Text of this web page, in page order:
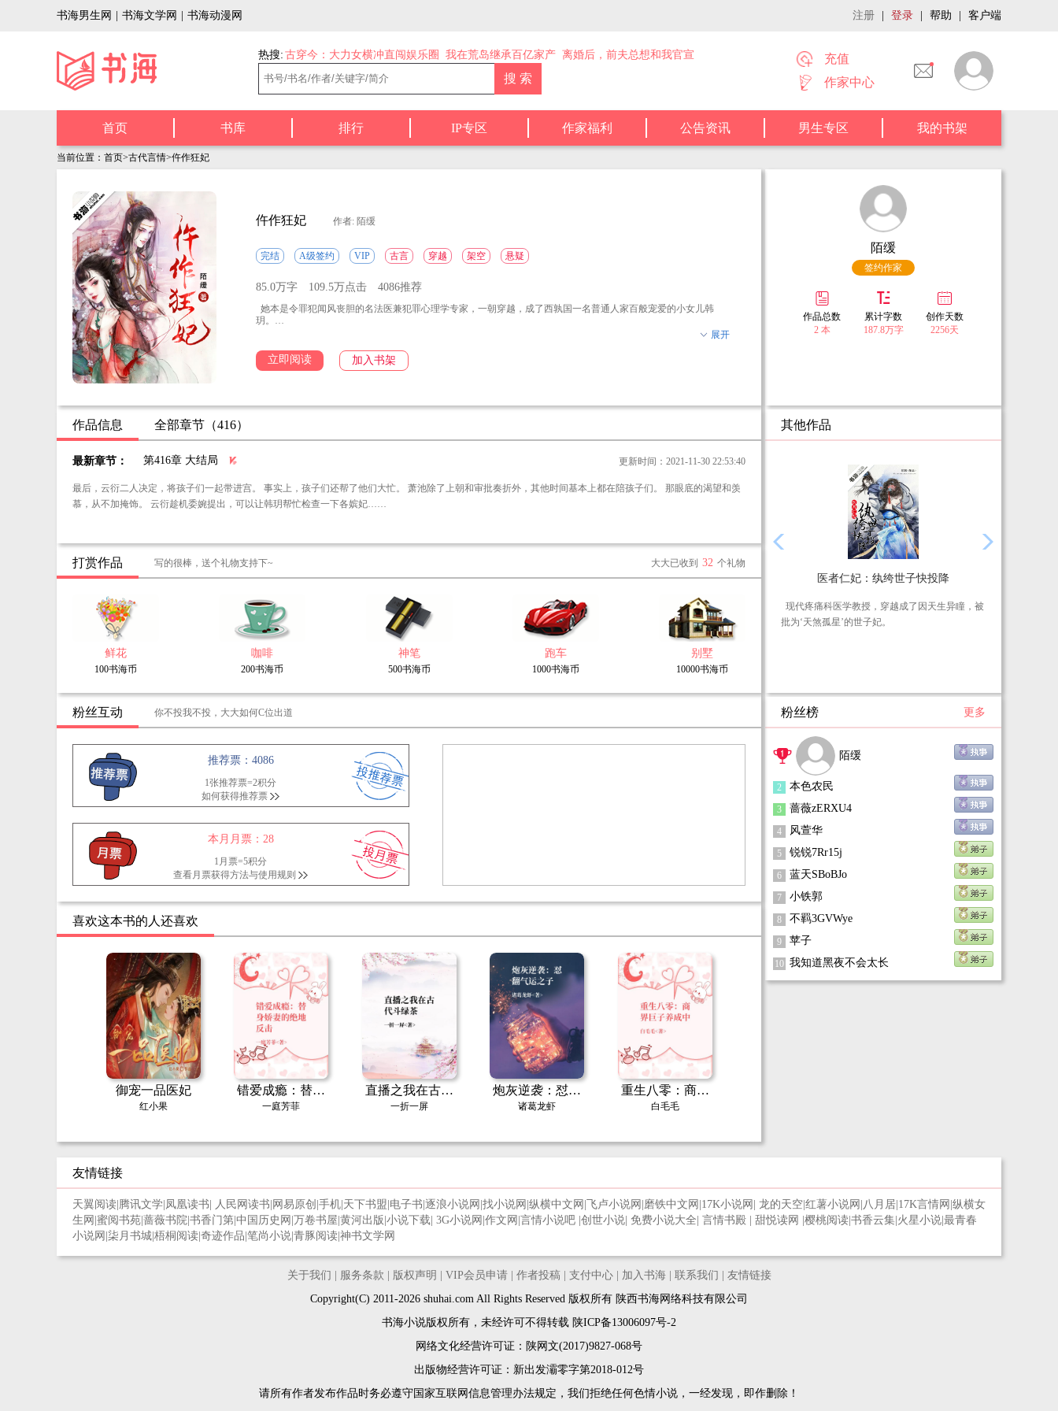
书海男生网 书海文学网 书海动漫网 注册 登录 帮助 客户端
热搜: 古穿今：大力女横冲直闯娱乐圈 我在荒岛继承百亿家产 离婚后，前夫总想和我官宣
充值
作家中心
首页 书库 排行 IP专区 作家福利 公告资讯 男生专区 我的书架
当前位置： 首页>古代言情>仵作狂妃
仵作狂妃 作者: 陌缓
完结 A级签约 VIP 古言 穿越 架空 悬疑
85.0万字 109.5万点击 4086推荐
她本是令罪犯闻风丧胆的名法医兼犯罪心理学专家，一朝穿越，成了西孰国一名普通人家百般宠爱的小女儿韩
玥。
快速得出验尸结果、收录指纹的高科技人体扫描仪成了她的神助攻。
她鼓起勇气：“我想借你的面子，进衙门，做仵作！”
可惜，某女无动于衷，忍不住问道：“我这般对你，你可有什么想法？”
某女一脸严肃：“王爷放心，我会把每具尸体都验的明明白白，绝不给你丢脸！”
展开
立即阅读 加入书架
作品信息 全部章节（416）
最新章节： 第416章 大结局 更新时间：2021-11-30 22:53:40
最后，云衍二人决定，将孩子们一起带进宫。 事实上，孩子们还帮了他们大忙。 萧池除了上朝和审批奏折外，其他时间基本上都在陪孩子们。 那眼底的渴望和羡
慕，从不加掩饰。 云衍趁机委婉提出，可以让韩玥帮忙检查一下各嫔妃……
打赏作品 写的很棒，送个礼物支持下~ 大大已收到 32 个礼物
鲜花
100书海币
咖啡
200书海币
神笔
500书海币
跑车
1000书海币
别墅
10000书海币
粉丝互动 你不投我不投，大大如何C位出道
推荐票：4086
1张推荐票=2积分
如何获得推荐票
本月月票：28
1月票=5积分
查看月票获得方法与使用规则
喜欢这本书的人还喜欢
御宠一品医妃
红小果
错爱成瘾：替身
娇妻的绝地反击
一庭芳菲
直播之我在古代
斗绿茶
一折一屏
炮灰逆袭：怼翻
气运之子
诸葛龙虾
重生八零：商界
巨子养成中
白毛毛
陌缓
签约作家
作品总数
2 本
累计字数
187.8万字
创作天数
2256天
其他作品
医者仁妃：纨绔世子快投降
现代疼痛科医学教授，穿越成了因天生异瞳，被
批为‘天煞孤星’的世子妃。
看他表演。
粉丝榜 更多
陌缓
2 本色农民
3 蔷薇zERXU4
4 风萱华
5 锐锐7Rr15j
6 蓝天SBoBJo
7 小铁郭
8 不羁3GVWye
9 苹子
10 我知道黑夜不会太长
友情链接
天翼阅读 腾讯文学 凤凰读书 人民网读书 网易原创 手机 天下书盟 电子书 逐浪小说网 找小说网 纵横中文网 飞卢小说网 磨铁中文网 17K小说网 龙的天空 红薯小说网 八月居 17K言情网 纵横女
生网 蜜阅书苑 蔷薇书院 书香门第 中国历史网 万卷书屋 黄河出版 小说下载 3G小说网 作文网 言情小说吧 创世小说 免费小说大全 言情书殿 甜悦读网 樱桃阅读 书香云集 火星小说 最青春
小说网 柒月书城 梧桐阅读 奇迹作品 笔尚小说 青豚阅读 神书文学网
关于我们 服务条款 版权声明 VIP会员申请| 作者投稿| 支付中心| 加入书海| 联系我们
友情链接
Copyright(C) 2011-2026 shuhai.com All Rights Reserved 版权所有 陕西书海网络科技有限公司
书海小说版权所有，未经许可不得转载 陕ICP备13006097号-2
网络文化经营许可证：陕网文(2017)9827-068号
出版物经营许可证：新出发灞零字第2018-012号
请所有作者发布作品时务必遵守国家互联网信息管理办法规定，我们拒绝任何色情小说，一经发现，即作删除！